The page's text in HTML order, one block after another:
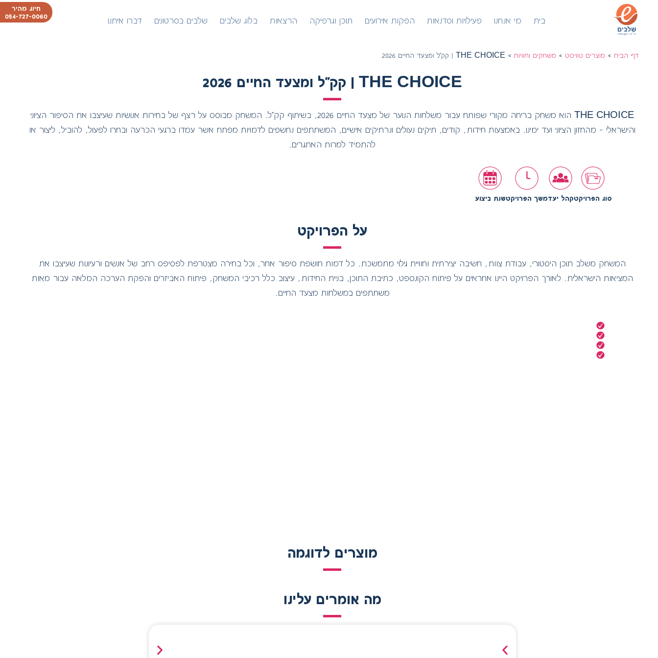
בית מי אנחנו פעילויות וסדנאות הפקות אירועים תוכן וגרפיקה הרצאות בלוג שלבים שלבים בסרטונים דברו איתנו
חיוג מהיר
054-727-0060
דף הבית » מוצרים טוויסט » משחקים וחוויות » THE CHOICE | קק"ל ומצעד החיים 2026
THE CHOICE | קק"ל ומצעד החיים 2026
THE CHOICE הוא משחק בריחה מקורי שפותח עבור משלחות הנוער של מצעד החיים 2026, בשיתוף קק"ל. המשחק מבוסס על רצף של בחירות אנושיות שעיצבו את הסיפור הציוני
והישראלי – מהחזון הציוני ועד ימינו. באמצעות חידות, קודים, תיקים נעולים ונרתיקים אישיים, המשתתפים נחשפים לדמויות מפתח אשר עמדו ברגעי הכרעה ובחרו לפעול, להוביל, ליצור או
להתמיד למרות האתגרים.
סוג הפרויקטקהל יעדמשך הפרויקטשנת ביצוע
על הפרויקט
המשחק משלב תוכן היסטורי, עבודת צוות, חשיבה יצירתית וחוויית גילוי מתמשכת. כל דמות חושפת סיפור אחר, וכל בחירה מצטרפת לפסיפס רחב של אנשים ורעיונות שעיצבו את
המציאות הישראלית. לאורך הפרויקט היינו אחראים על פיתוח הקונספט, כתיבת התוכן, בניית החידות, עיצוב כלל רכיבי המשחק, פיתוח האביזרים והפקת הערכה המלאה עבור מאות
משתתפים במשלחות מצעד החיים.
מוצרים לדוגמה
מה אומרים עלינו